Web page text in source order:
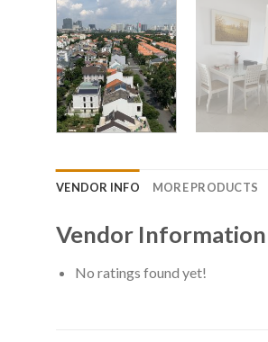
VENDOR INFO MORE PRODUCTS
Vendor Information
No ratings found yet!